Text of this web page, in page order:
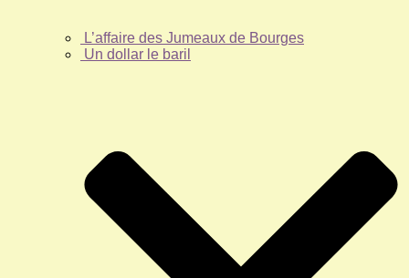
L’affaire des Jumeaux de Bourges
Un dollar le baril